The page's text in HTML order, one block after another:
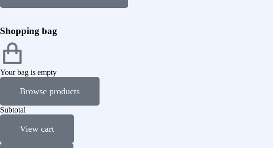
Shopping bag
Your bag is empty
Browse products
Subtotal
View cart